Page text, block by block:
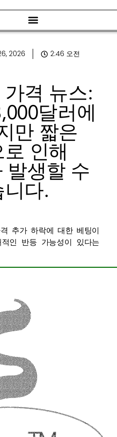
2026 2:46 오전
격 뉴스:
달러에
만 짧은
인해
발생할 수
니다.
추가 하락에 대한 베팅이
인 반등 가능성이 있다는